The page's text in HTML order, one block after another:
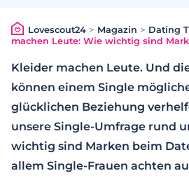
Lovescout24> Magazin > Dating
machen Leute: Wie wichtig sind
Kleider machen Leute. Und
können einem Single
glücklichen Beziehung
unsere Single-Umfrage rund
wichtig sind Marken beim
allem Single-Frauen achten